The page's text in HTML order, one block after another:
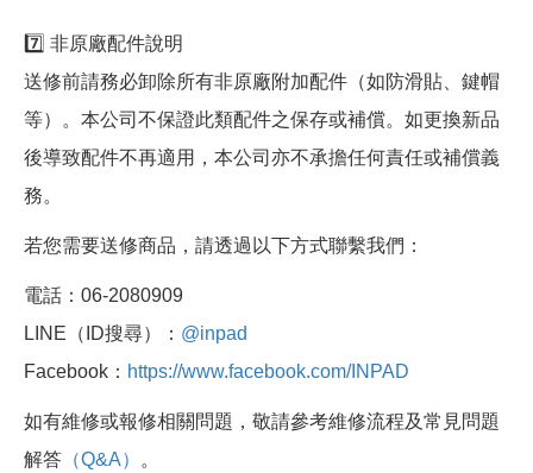
7️⃣ 非原廠配件說明
送修前請務必卸除所有非原廠附加配件（如防滑貼、鍵帽
等）。本公司不保證此類配件之保存或補償。如更換新品
後導致配件不再適用，本公司亦不承擔任何責任或補償義
務。
若您需要送修商品，請透過以下方式聯繫我們：
電話：06-2080909
LINE（ID搜尋）： @inpad
Facebook： https://www.facebook.com/INPAD
如有維修或報修相關問題，敬請參考維修流程及常見問題
解答 （Q&A） 。